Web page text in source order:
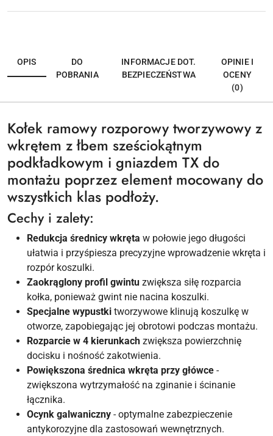
OPIS
DO
POBRANIA
INFORMACJE DOT.
BEZPIECZEŃSTWA
OPINIE I
OCENY
(0)
Kołek ramowy rozporowy tworzywowy z
wkrętem z łbem sześciokątnym
podkładkowym i gniazdem TX do
montażu poprzez element mocowany do
wszystkich klas podłoży.
Cechy i zalety:
Redukcja średnicy wkręta w połowie jego długości
ułatwia i przyśpiesza precyzyjne wprowadzenie wkręta i
rozpór koszulki.
Zaokrąglony profil gwintu zwiększa siłę rozparcia
kołka, ponieważ gwint nie nacina koszulki.
Specjalne wypustki tworzywowe klinują koszulkę w
otworze, zapobiegając jej obrotowi podczas montażu.
Rozparcie w 4 kierunkach zwiększa powierzchnię
docisku i nośność zakotwienia.
Powiększona średnica wkręta przy główce -
zwiększona wytrzymałość na zginanie i ścinanie
łącznika.
Ocynk galwaniczny - optymalne zabezpieczenie
antykorozyjne dla zastosowań wewnętrznych.